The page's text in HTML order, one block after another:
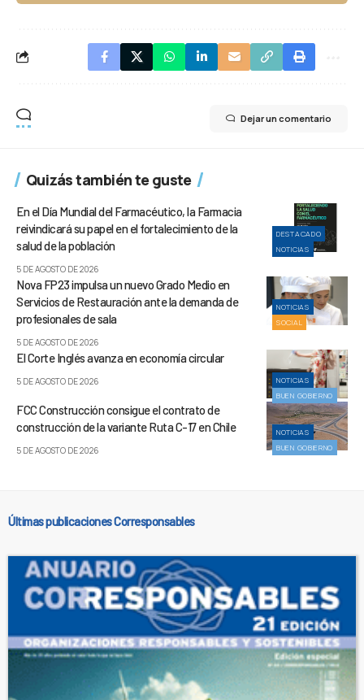
Dejar un comentario
Quizás también te guste
DESTACADO
NOTICIAS
En el Día Mundial del Farmacéutico, la Farmacia
reivindicará su papel en el fortalecimiento de la
salud de la población
5 DE AGOSTO DE 2026
NOTICIAS
SOCIAL
Nova FP23 impulsa un nuevo Grado Medio en
Servicios de Restauración ante la demanda de
profesionales de sala
5 DE AGOSTO DE 2026
NOTICIAS
BUEN GOBIERNO
El Corte Inglés avanza en economía circular
5 DE AGOSTO DE 2026
NOTICIAS
BUEN GOBIERNO
FCC Construcción consigue el contrato de
construcción de la variante Ruta C-17 en Chile
5 DE AGOSTO DE 2026
Últimas publicaciones Corresponsables